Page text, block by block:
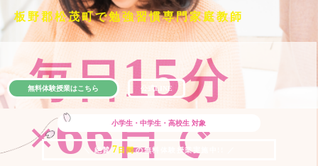
板野郡松茂町で勉強習慣専門家庭教師
毎日15分
×66日で
小学生・中学生・高校生 対象
＼ 絶賛 7 日間の無料体験授業実施中!! ／
無料体験授業はこちら 公式LINE